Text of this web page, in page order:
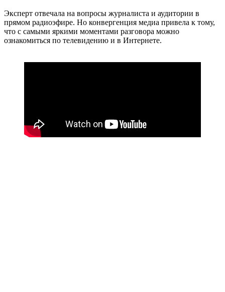
Эксперт отвечала на вопросы журналиста и аудитории в
прямом радиоэфире. Но конвергенция медиа привела к тому,
что с самыми яркими моментами разговора можно
ознакомиться по телевидению и в Интернете.